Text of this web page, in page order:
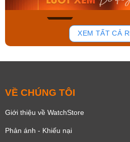
176
XEM TẤT CẢ
VỀ CHÚNG TÔI
Giới thiệu về WatchStore
Phản ánh - Khiếu nại